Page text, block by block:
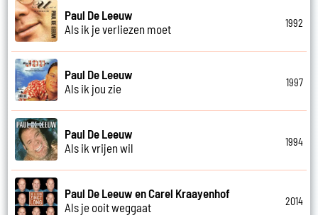
Paul De Leeuw
Als ik je verliezen moet
1992
Paul De Leeuw
Als ik jou zie
1997
Paul De Leeuw
Als ik vrijen wil
1994
Paul De Leeuw en Carel Kraayenhof
Als je ooit weggaat
2014